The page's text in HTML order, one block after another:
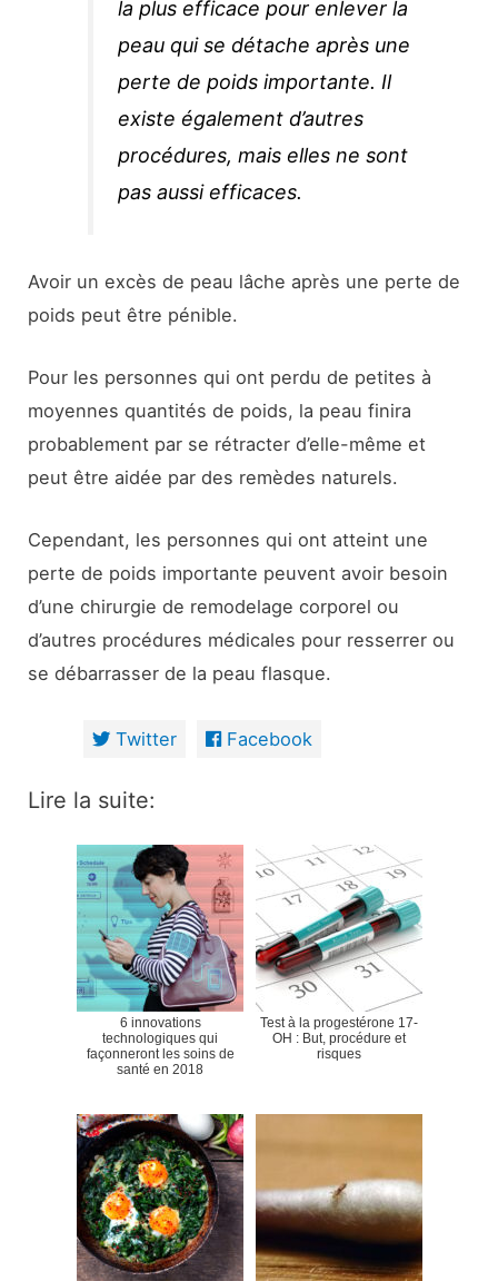
la plus efficace pour enlever la
peau qui se détache après une
perte de poids importante. Il
existe également d’autres
procédures, mais elles ne sont
pas aussi efficaces.
Avoir un excès de peau lâche après une perte de
poids peut être pénible.
Pour les personnes qui ont perdu de petites à
moyennes quantités de poids, la peau finira
probablement par se rétracter d’elle-même et
peut être aidée par des remèdes naturels.
Cependant, les personnes qui ont atteint une
perte de poids importante peuvent avoir besoin
d’une chirurgie de remodelage corporel ou
d’autres procédures médicales pour resserrer ou
se débarrasser de la peau flasque.
Twitter Facebook
Lire la suite:
6 innovations
technologiques qui
façonneront les soins de
santé en 2018
Test à la progestérone 17-
OH : But, procédure et
risques